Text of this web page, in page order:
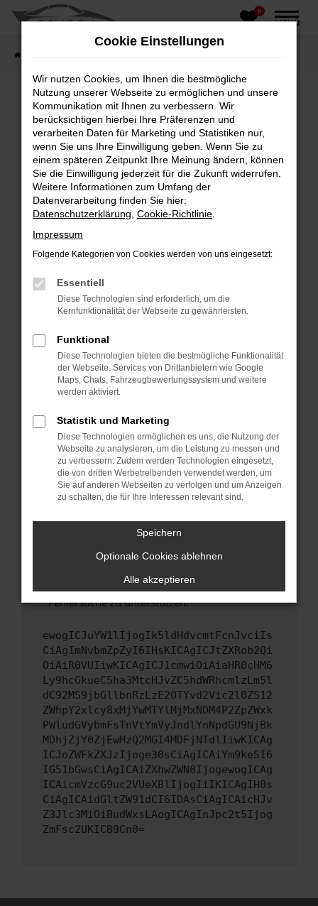
Zum
0
MENÜ
Fehler: Network Error
Beim Laden ist ein Fehler aufgetreten.
Hier sind ein paar Tipps, die dir helfen können:
Überprüfe deine Firewall und deine
Internetverbindung.
Laden andere Webseiten, zum Beispiel deine
Suchmaschine?
Prüfe deine Browsererweiterungen.
können das Laden bestimmter Seiten
verhindern. Funktioniert die Seite in einem
Fenster?
Starte dein Gerät neu.
Das kann manchmal helfen, vorübergehende
Probleme zu beheben.
Betriebssystem auf dem neuesten Stand
sind.
Veraltete Software birgt nicht nur ein
Sicherheitsrisiko, sondern kann auch dazu
führen, dass bestimmte Funktionen nicht mehr
unterstützt werden.
Wende dich an den Webseitenbetreiber.
Wenn du alle oben genannten Schritte versucht
hast, kontaktiere uns bitte. Wir werden
uns diesen Text schicken, um uns bei der
Fehlersuche zu unterstützen:
ewogICJuYW1lIjogIk5ldHdvcmtFcnJvciIs
CiAgImNvbmZpZyI6IHsKICAgICJtZXRob2Qi
OiAiR0VUIiwKICAgICJ1cmwiOiAiaHR0cHM6
Ly9hcGkueC5ha3MtcHJvZC5hdWRhcmlzLm5l
dC92MS9jbGllbnRzLzE2OTYvd2Vic2l0ZS12
ZWhpY2xlcy8xMjYwMTYlMjMxNDM4P2ZpZWxk
PWludGVybmFsTnVtYmVyJndlYnNpdGU9NjBk
MDhjZjY0ZjEwMzQ2MGI4MDFjNTdlIiwKICAg
ICJoZWFkZXJzIjoge30sCiAgICAiYm9keSI6
IG51bGwsCiAgICAiZXhwZWN0IjogewogICAg
ICAicmVzcG9uc2VUeXBlIjogIiIKICAgIH0s
CiAgICAidGltZW91dCI6IDAsCiAgICAicHJv
Z3Jlc3MiOiBudWxsLAogICAgInJpc2t5Ijog
ZmFsc2UKICB9Cn0=
Cookie Einstellungen
Wir nutzen Cookies, um Ihnen die bestmögliche
Nutzung unserer Webseite zu ermöglichen und unsere
Kommunikation mit Ihnen zu verbessern. Wir
berücksichtigen hierbei Ihre Präferenzen und
verarbeiten Daten für Marketing und Statistiken nur,
wenn Sie uns Ihre Einwilligung geben. Wenn Sie zu
einem späteren Zeitpunkt Ihre Meinung ändern, können
Sie die Einwilligung jederzeit für die Zukunft widerrufen.
Weitere Informationen zum Umfang der
Datenverarbeitung finden Sie hier:
Datenschutzerklärung Cookie-Richtlinie
Impressum
Folgende Kategorien von Cookies werden von uns eingesetzt:
Essentiell
Diese Technologien sind erforderlich, um die
Kernfunktionalität der Webseite zu gewährleisten.
Funktional
Diese Technologien bieten die bestmögliche Funktionalität
der Webseite. Services von Drittanbietern wie Google
Maps, Chats, Fahrzeugbewertungssystem und weitere
werden aktiviert.
Statistik und Marketing
Diese Technologien ermöglichen es uns, die Nutzung der
Webseite zu analysieren, um die Leistung zu messen und
zu verbessern. Zudem werden Technologien eingesetzt,
die von dritten Werbetreibenden verwendet werden, um
Sie auf anderen Webseiten zu verfolgen und um Anzeigen
zu schalten, die für Ihre Interessen relevant sind.
Speichern
Optionale Cookies ablehnen
Alle akzeptieren